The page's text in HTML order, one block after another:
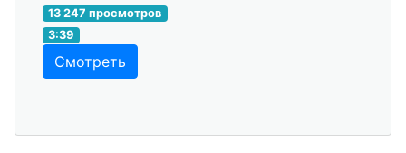
13 247 просмотров
3:39
Смотреть